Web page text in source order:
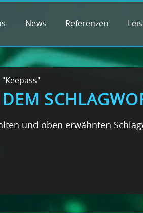
News Referenzen
und oben erwähnten